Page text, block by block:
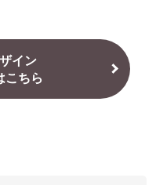
イン
こちら